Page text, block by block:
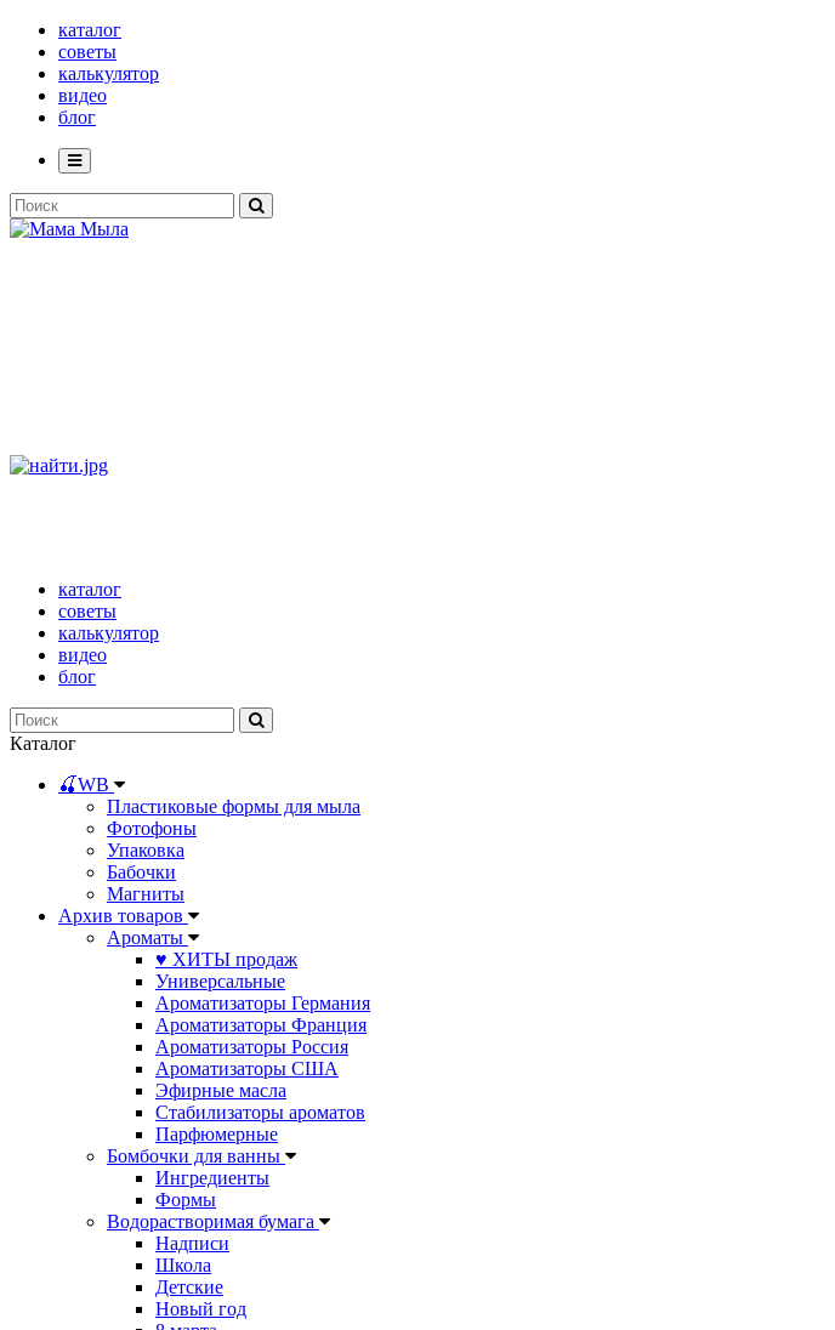
каталог
советы
калькулятор
видео
блог
каталог
советы
калькулятор
видео
блог
Каталог
🍒WB
Пластиковые формы для мыла
Фотофоны
Упаковка
Бабочки
Магниты
Архив товаров
Ароматы
♥ ХИТЫ продаж
Универсальные
Ароматизаторы Германия
Ароматизаторы Франция
Ароматизаторы Россия
Ароматизаторы США
Эфирные масла
Стабилизаторы ароматов
Парфюмерные
Бомбочки для ванны
Ингредиенты
Формы
Водорастворимая бумага
Надписи
Школа
Детские
Новый год